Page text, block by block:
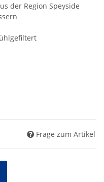
der Region Speyside
Frage zum Artikel